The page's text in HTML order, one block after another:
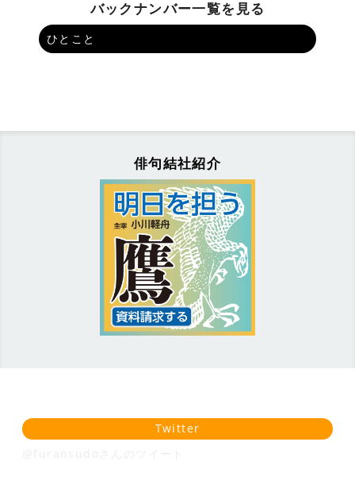
バックナンバー一覧を見る
ひとこと
俳句結社紹介
Twitter